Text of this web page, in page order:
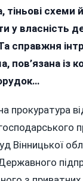
тіньові схеми
у власність
справжня
пов’язана із
прокуратура
Вінницької